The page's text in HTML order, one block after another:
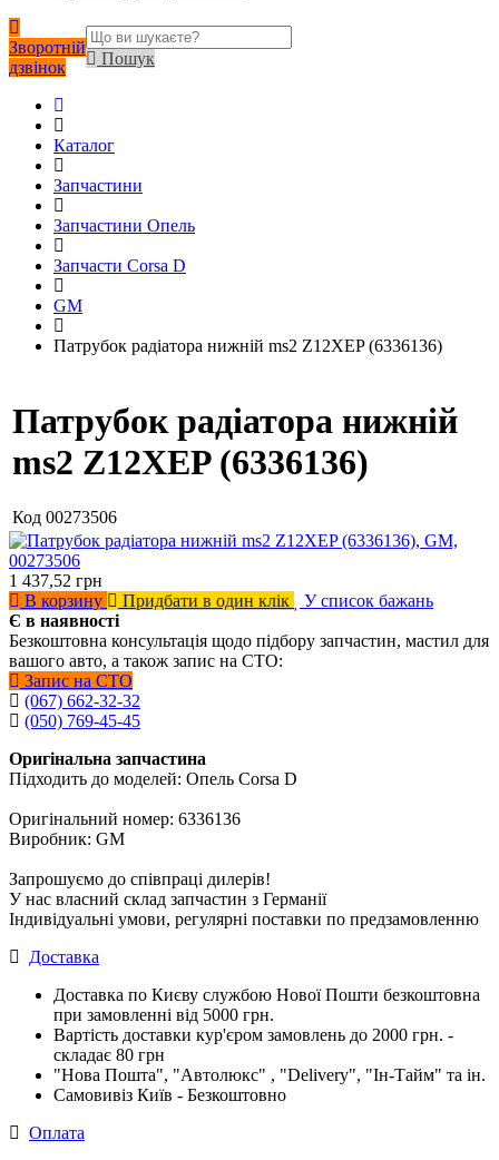
Зворотній
дзвінок
Пошук
Каталог
Запчастини
Запчастини Опель
Запчасти Corsa D
GM
Патрубок радіатора нижній ms2 Z12XEP (6336136)
Патрубок радіатора нижній
ms2 Z12XEP (6336136)
Код 00273506
1 437,52 грн
В корзину
Придбати в один клік
У список бажань
Є в наявності
Безкоштовна консультація щодо підбору запчастин, мастил для
вашого авто, а також запис на СТО:
Запис на СТО
(067) 662-32-32
(050) 769-45-45
Оригінальна запчастина
Підходить до моделей: Опель Corsa D
Оригінальний номер: 6336136
Виробник: GM
Запрошуємо до співпраці дилерів!
У нас власний склад запчастин з Германії
Індивідуальні умови, регулярні поставки по предзамовленню
Доставка
Доставка по Києву службою Нової Пошти безкоштовна
при замовленні від 5000 грн.
Вартість доставки кур'єром замовлень до 2000 грн. -
складає 80 грн
"Нова Пошта", "Автолюкс" , "Delivery", "Iн-Тайм" та ін.
Самовивіз Київ - Безкоштовно
Оплата